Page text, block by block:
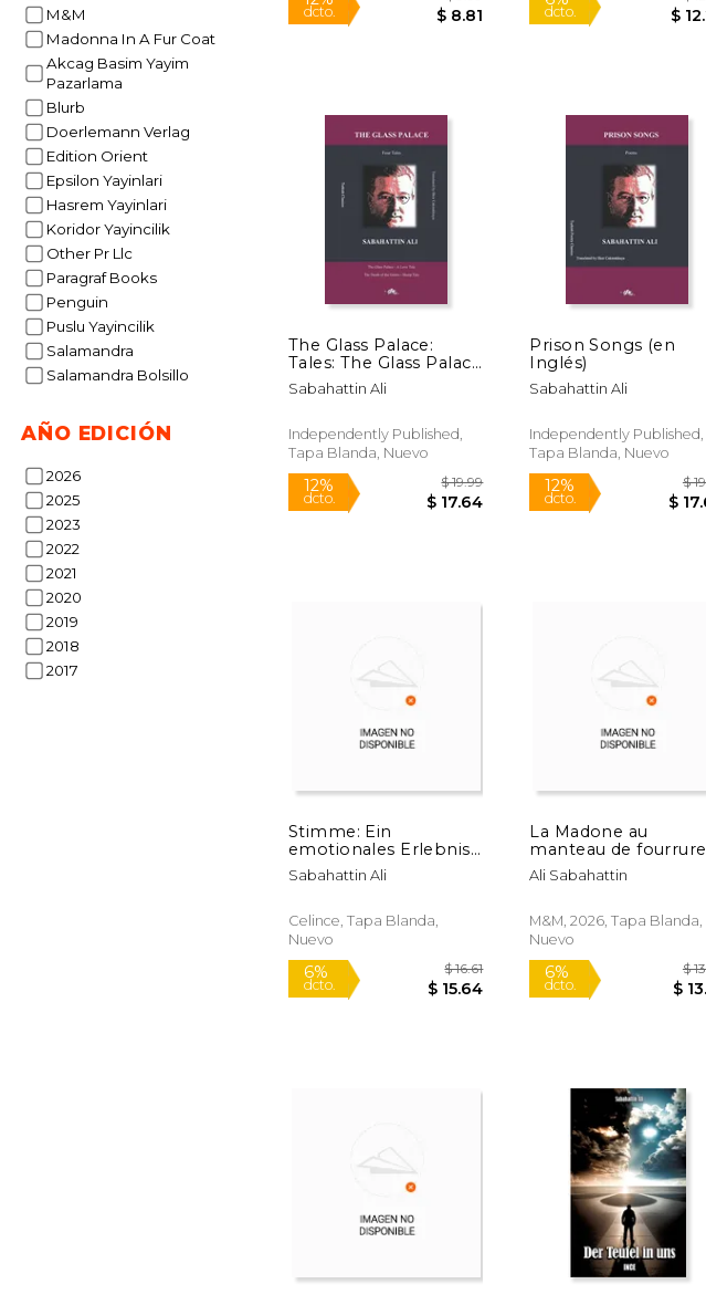
M&M
Madonna In A Fur Coat
Akcag Basim Yayim
Pazarlama
Blurb
Doerlemann Verlag
Edition Orient
Epsilon Yayinlari
Hasrem Yayinlari
Koridor Yayincilik
Other Pr Llc
Paragraf Books
Penguin
Puslu Yayincilik
Salamandra
Salamandra Bolsillo
AÑO EDICIÓN
2026
2025
2023
2022
2021
2020
2019
2018
2017
dcto.
6%
dcto.
The Glass Palace:
Tales: The Glass Palace
- A Love Tale The
Death of the Giants -
Sabahattin Ali
Independently Published,
Tapa Blanda, Nuevo
dcto.
Prison Songs (en
Inglés)
Sabahattin Ali
Independently Published,
Tapa Blanda, Nuevo
dcto.
Stimme: Ein
emotionales Erlebnis
(en Alemán)
Sabahattin Ali
Celince, Tapa Blanda,
Nuevo
$ 15.64
La Madone au
manteau de fourrure
(en Francés)
Ali Sabahattin
M&M, 2026, Tapa Blanda,
Nuevo
6%
dcto.